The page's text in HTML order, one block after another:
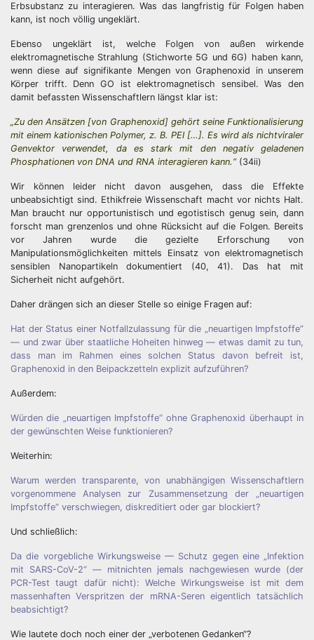
Erbsubstanz zu interagieren. Was das langfristig für Folgen haben
kann, ist noch völlig ungeklärt.
Ebenso ungeklärt ist, welche Folgen von außen wirkende
elektromagnetische Strahlung (Stichworte 5G und 6G) haben kann,
wenn diese auf signifikante Mengen von Graphenoxid in unserem
Körper trifft. Denn GO ist elektromagnetisch sensibel. Was den
damit befassten Wissenschaftlern längst klar ist:
„Zu den Ansätzen [von Graphenoxid] gehört seine Funktionalisierung
mit einem kationischen Polymer, z. B. PEI […]. Es wird als nichtviraler
Genvektor verwendet, da es stark mit den negativ geladenen
Phosphationen von DNA und RNA interagieren kann.“(34ii)
Wir können leider nicht davon ausgehen, dass die Effekte
unbeabsichtigt sind. Ethikfreie Wissenschaft macht vor nichts Halt.
Man braucht nur opportunistisch und egotistisch genug sein, dann
forscht man grenzenlos und ohne Rücksicht auf die Folgen. Bereits
vor Jahren wurde die gezielte Erforschung von
Manipulationsmöglichkeiten mittels Einsatz von elektromagnetisch
sensiblen Nanopartikeln dokumentiert (40, 41). Das hat mit
Sicherheit nicht aufgehört.
Daher drängen sich an dieser Stelle so einige Fragen auf:
Hat der Status einer Notfallzulassung für die „neuartigen Impfstoffe“
— und zwar über staatliche Hoheiten hinweg — etwas damit zu tun,
dass man im Rahmen eines solchen Status davon befreit ist,
Graphenoxid in den Beipackzetteln explizit aufzuführen?
Außerdem:
Würden die „neuartigen Impfstoffe“ ohne Graphenoxid überhaupt in
der gewünschten Weise funktionieren?
Weiterhin:
Warum werden transparente, von unabhängigen Wissenschaftlern
vorgenommene Analysen zur Zusammensetzung der „neuartigen
Impfstoffe“ verschwiegen, diskreditiert oder gar blockiert?
Und schließlich:
Da die vorgebliche Wirkungsweise — Schutz gegen eine „Infektion
mit SARS-CoV-2“ — mitnichten jemals nachgewiesen wurde (der
PCR-Test taugt dafür nicht): Welche Wirkungsweise ist mit dem
massenhaften Verspritzen der mRNA-Seren eigentlich tatsächlich
beabsichtigt?
Wie lautete doch noch einer der „verbotenen Gedanken“?